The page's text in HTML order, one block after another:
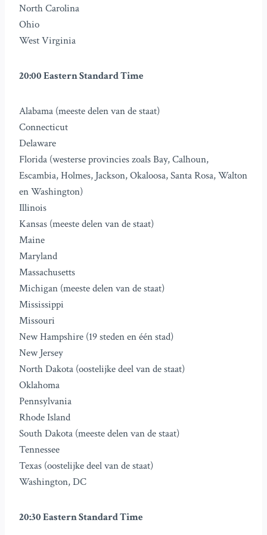
North Carolina
Ohio
West Virginia
20:00 Eastern Standard Time
Alabama (meeste delen van de staat)
Connecticut
Delaware
Florida (westerse provincies zoals Bay, Calhoun,
Escambia, Holmes, Jackson, Okaloosa, Santa Rosa, Walton
en Washington)
Illinois
Kansas (meeste delen van de staat)
Maine
Maryland
Massachusetts
Michigan (meeste delen van de staat)
Mississippi
Missouri
New Hampshire (19 steden en één stad)
New Jersey
North Dakota (oostelijke deel van de staat)
Oklahoma
Pennsylvania
Rhode Island
South Dakota (meeste delen van de staat)
Tennessee
Texas (oostelijke deel van de staat)
Washington, DC
20:30 Eastern Standard Time